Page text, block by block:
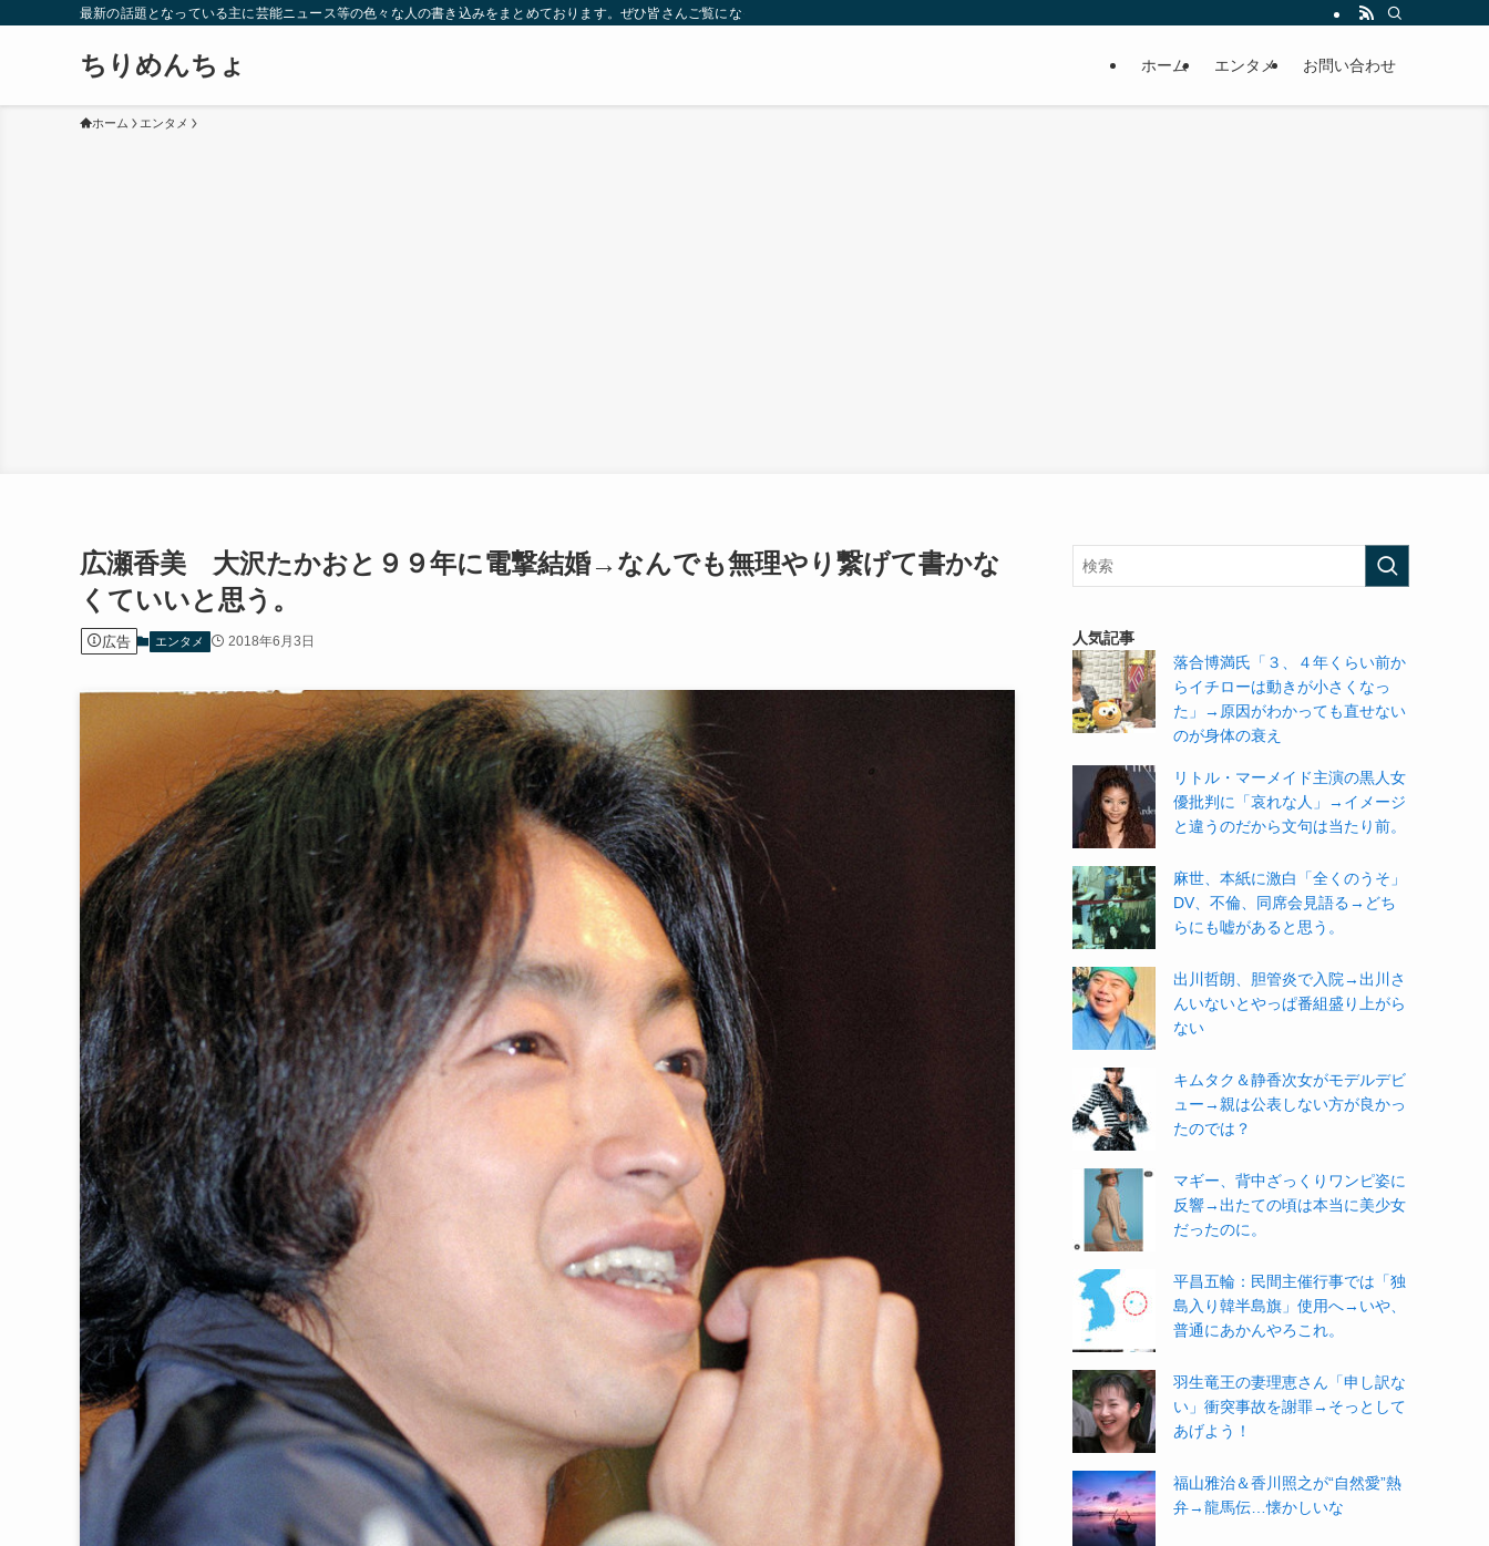
最新の話題となっている主に芸能ニュース等の色々な人の書き込みをまとめております。ぜひ皆さんご覧になっていってください。
ちりめんちょ ホーム エンタメ お問い合わせ
ホーム エンタメ
広瀬香美 大沢たかおと９９年に電撃結婚→なんでも無理やり繋げて書かな
くていいと思う。
広告 エンタメ 2018年6月3日
人気記事
落合博満氏「３、４年くらい前か
らイチローは動きが小さくなっ
た」→原因がわかっても直せない
のが身体の衰え
リトル・マーメイド主演の黒人女
優批判に「哀れな人」→イメージ
と違うのだから文句は当たり前。
麻世、本紙に激白「全くのうそ」
DV、不倫、同席会見語る→どち
らにも嘘があると思う。
出川哲朗、胆管炎で入院→出川さ
んいないとやっぱ番組盛り上がら
ない
キムタク＆静香次女がモデルデビ
ュー→親は公表しない方が良かっ
たのでは？
マギー、背中ざっくりワンピ姿に
反響→出たての頃は本当に美少女
だったのに。
平昌五輪：民間主催行事では「独
島入り韓半島旗」使用へ→いや、
普通にあかんやろこれ。
羽生竜王の妻理恵さん「申し訳な
い」衝突事故を謝罪→そっとして
あげよう！
福山雅治＆香川照之が“自然愛”熱
弁→龍馬伝…懐かしいな